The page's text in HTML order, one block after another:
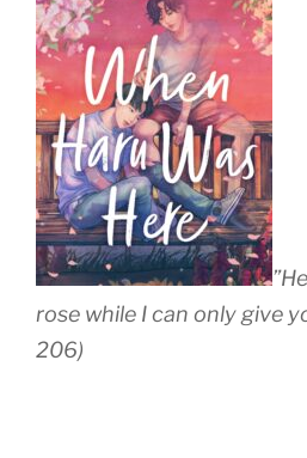
rose while I can only give
206)